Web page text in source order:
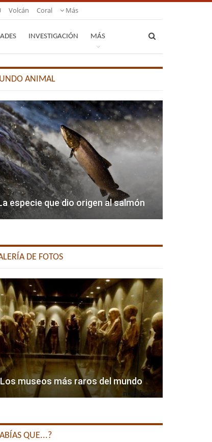
Volcán Coral Más
INVESTIGACIÓN MÁS
ANIMAL
especie que dio origen al salmón
DE FOTOS
Los museos más raros del mundo
QUE...?